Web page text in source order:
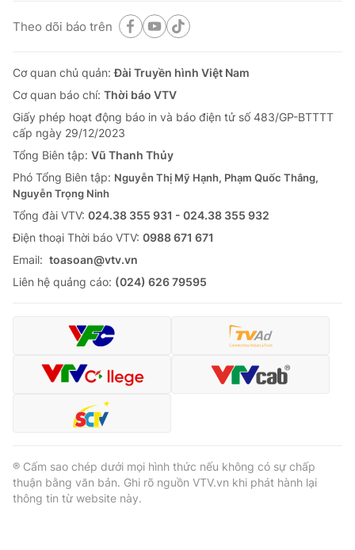
Email:toasoan@vtv.vn
® Cấm sao chép dưới mọi hình thức nếu không có sự chấp
thuận bằng văn bản. Ghi rõ nguồn VTV.vn khi phát hành lại
Theo dõi báo trên
Cơ quan chủ quản:Đài Truyền hình Việt Nam
Cơ quan báo chí: Thời báo VTV
Giấy phép hoạt động báo in và báo điện tử số 483/GP-BTTTT
cấp ngày 29/12/2023
Tổng Biên tập: Vũ Thanh Thủy
Phó Tổng Biên tập: Nguyễn Thị Mỹ Hạnh, Phạm Quốc Thắng,
Nguyễn Trọng Ninh
Tổng đài VTV: 024.38 355 931 - 024.38 355 932
Ðiện thoại Thời báo VTV: 0988 671 671
Email: toasoan@vtv.vn
Liên hệ quảng cáo: (024) 626 79595
® Cấm sao chép dưới mọi hình thức nếu không có sự chấp
thuận bằng văn bản. Ghi rõ nguồn VTV.vn khi phát hành lại
thông tin từ website này.